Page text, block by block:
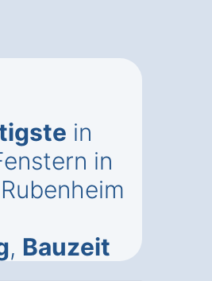
in
in
, Bauzeit